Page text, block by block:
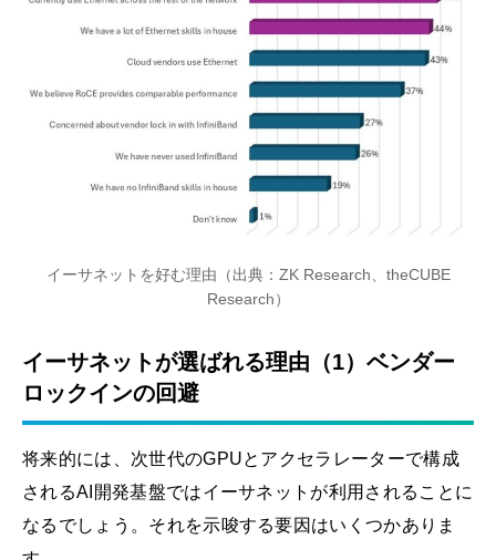
イーサネットを好む理由（出典：ZK Research、theCUBE
Research）
イーサネットが選ばれる理由（1）ベンダー
ロックインの回避
将来的には、次世代のGPUとアクセラレーターで構成
されるAI開発基盤ではイーサネットが利用されることに
なるでしょう。それを示唆する要因はいくつかありま